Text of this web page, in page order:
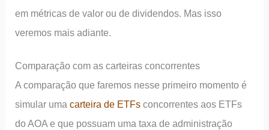
em métricas de valor ou de dividendos. Mas isso
veremos mais adiante.
Comparação com as carteiras concorrentes
A comparação que faremos nesse primeiro momento é
simular umacarteira de ETFs concorrentes aos ETFs
do AOA e que possuam uma taxa de administração